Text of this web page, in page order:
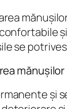
se
mănușilor
și